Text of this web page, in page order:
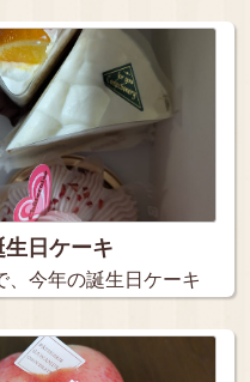
生日ケーキ
、今年の誕生日ケーキ